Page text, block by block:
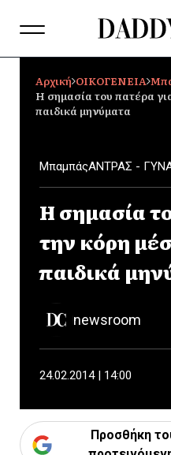
Αρχική ΟΙΚΟΓΕΝΕΙΑ
Η σημασία του πατέρα
παιδικά μηνύματα
MπαμπάςΑΝΤΡΑΣ -
Η σημασία
την κόρη
παιδικά
newsroom
24.02.2014 | 14:00
Προσθήκη